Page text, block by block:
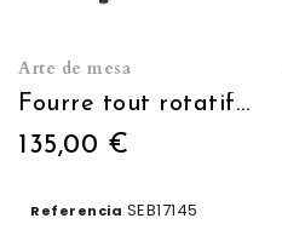
Arte de mesa
Fourre tout rotatif 4 plateaux
135,00 €
Referencia SEB17145